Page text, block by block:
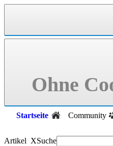
Ohne
Startseite Community
Artikel XSuche